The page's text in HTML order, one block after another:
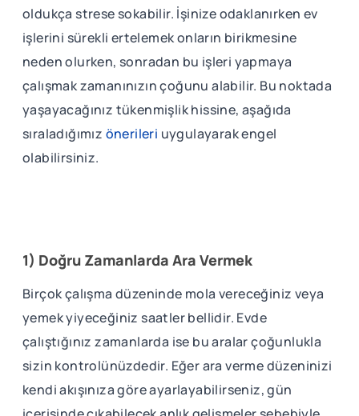
oldukça strese sokabilir. İşinize odaklanırken ev
işlerini sürekli ertelemek onların birikmesine
neden olurken, sonradan bu işleri yapmaya
çalışmak zamanınızın çoğunu alabilir. Bu noktada
yaşayacağınız tükenmişlik hissine, aşağıda
sıraladığımız önerileri uygulayarak engel
olabilirsiniz.
1) Doğru Zamanlarda Ara Vermek
Birçok çalışma düzeninde mola vereceğiniz veya
yemek yiyeceğiniz saatler bellidir. Evde
çalıştığınız zamanlarda ise bu aralar çoğunlukla
sizin kontrolünüzdedir. Eğer ara verme düzeninizi
kendi akışınıza göre ayarlayabilirseniz, gün